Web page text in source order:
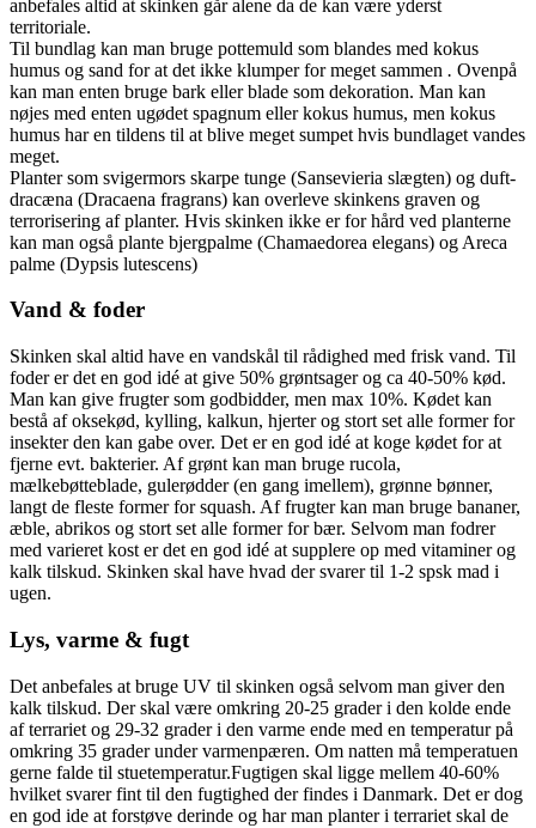
anbefales altid at skinken går alene da de kan være yderst
territoriale.
Til bundlag kan man bruge pottemuld som blandes med kokus
humus og sand for at det ikke klumper for meget sammen . Ovenpå
kan man enten bruge bark eller blade som dekoration. Man kan
nøjes med enten ugødet spagnum eller kokus humus, men kokus
humus har en tildens til at blive meget sumpet hvis bundlaget vandes
meget.
Planter som svigermors skarpe tunge (Sansevieria slægten) og duft-
dracæna (Dracaena fragrans) kan overleve skinkens graven og
terrorisering af planter. Hvis skinken ikke er for hård ved planterne
kan man også plante bjergpalme (Chamaedorea elegans) og Areca
palme (Dypsis lutescens)
Vand & foder
Skinken skal altid have en vandskål til rådighed med frisk vand. Til
foder er det en god idé at give 50% grøntsager og ca 40-50% kød.
Man kan give frugter som godbidder, men max 10%. Kødet kan
bestå af oksekød, kylling, kalkun, hjerter og stort set alle former for
insekter den kan gabe over. Det er en god idé at koge kødet for at
fjerne evt. bakterier. Af grønt kan man bruge rucola,
mælkebøtteblade, gulerødder (en gang imellem), grønne bønner,
langt de fleste former for squash. Af frugter kan man bruge bananer,
æble, abrikos og stort set alle former for bær. Selvom man fodrer
med varieret kost er det en god idé at supplere op med vitaminer og
kalk tilskud. Skinken skal have hvad der svarer til 1-2 spsk mad i
ugen.
Lys, varme & fugt
Det anbefales at bruge UV til skinken også selvom man giver den
kalk tilskud. Der skal være omkring 20-25 grader i den kolde ende
af terrariet og 29-32 grader i den varme ende med en temperatur på
omkring 35 grader under varmenpæren. Om natten må temperatuen
gerne falde til stuetemperatur.Fugtigen skal ligge mellem 40-60%
hvilket svarer fint til den fugtighed der findes i Danmark. Det er dog
en god ide at forstøve derinde og har man planter i terrariet skal de